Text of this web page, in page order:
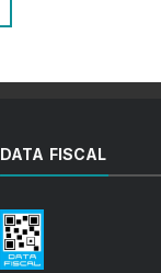
DATA FISCAL